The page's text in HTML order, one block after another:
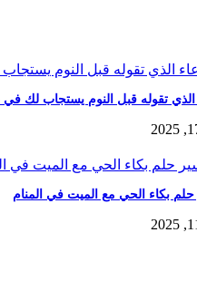
الذي تقوله قبل النوم يستجاب لك
بكاء الحي مع الميت في المنام